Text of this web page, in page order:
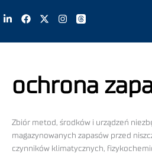
ochrona
Zbiór metod, środków i urządzeń
magazynowanych zapasów przed
czynników klimatycznych,